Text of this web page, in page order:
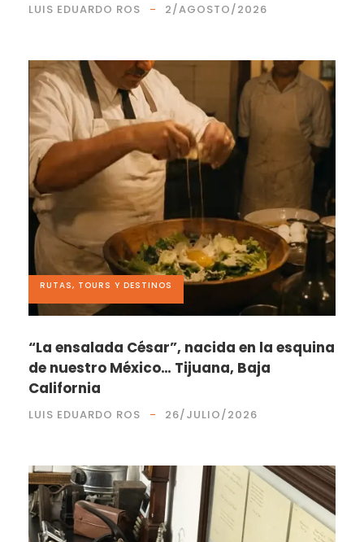
LUIS EDUARDO ROS 2/AGOSTO/2026
RUTAS, TOURS Y DESTINOS
“La ensalada César”, nacida en la esquina
de nuestro México… Tijuana, Baja
California
LUIS EDUARDO ROS 26/JULIO/2026